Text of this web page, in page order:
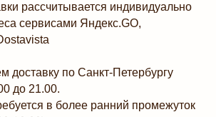
рассчитывается индивидуально
сервисами Яндекс.GO,
доставку по Санкт-Петербургу
до 21.00.
в более ранний промежуток